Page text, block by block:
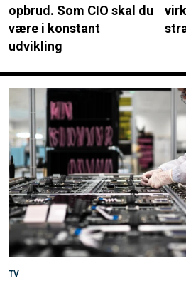
opbrud. Som CIO skal du
være i konstant
udvikling
TV